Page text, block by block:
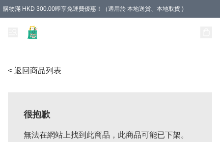
購物滿 HKD 300.00即享免運費優惠！（適用於 本地送貨、本地取貨 )
< 返回商品列表
很抱歉
無法在網站上找到此商品，此商品可能已下架。